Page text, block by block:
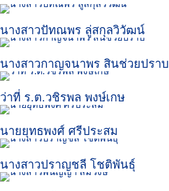
TH
นางสาวปัทณพร ลู่สกุลวิวัฒน์
นางสาวกาญจนาพร สินช่วยปราบ
ว่าที่ ร.ต.วชิรพล พงษ์เกษ
นายยุทธพงศ์ ศรีประสม
นางสาวปราญชลี โชติพันธุ์